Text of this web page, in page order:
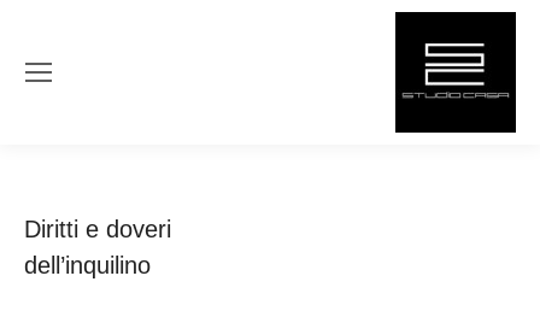
Diritti e doveri
dell’inquilino